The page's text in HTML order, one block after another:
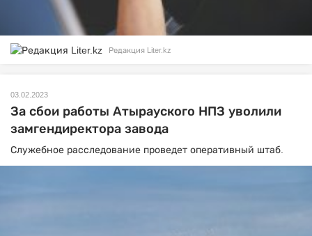
Редакция Liter.kz
03.02.2023
За сбои работы Атырауского НПЗ уволили
замгендиректора завода
Служебное расследование проведет оперативный штаб.